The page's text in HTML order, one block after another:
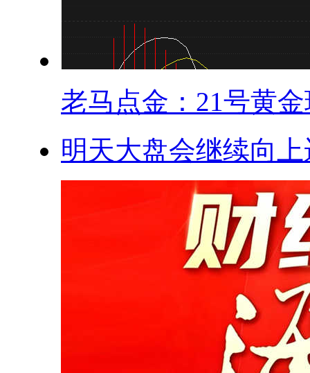
老马点金：21号黄金
明天大盘会继续向